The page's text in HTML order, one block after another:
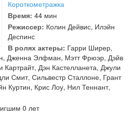
Короткометражка
Время: 44 мин
Режиссер: Колин Дейвис, Илэйн
Деспинс
В ролях актеры: Гарри Ширер,
, Дженна Элфман, Мэтт Фрюэр, Дэйв
Картрайт, Дэн Кастелланета, Джули
Смит, Сильвестр Сталлоне, Грант
Куртин, Крис Лоу, Нил Теннант,
0 лет